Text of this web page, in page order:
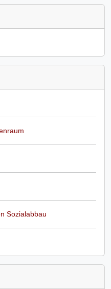
Sozialabbau